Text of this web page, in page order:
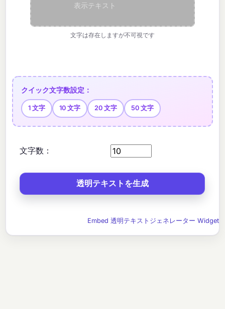
文字は存在しますが不可視です
クイック文字数設定：
1 文字 10 文字 20 文字 50 文字
文字数：
Embed 透明テキストジェネレーター Widget